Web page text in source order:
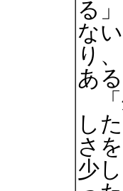
る
な
り
ある
「
し
さ
少